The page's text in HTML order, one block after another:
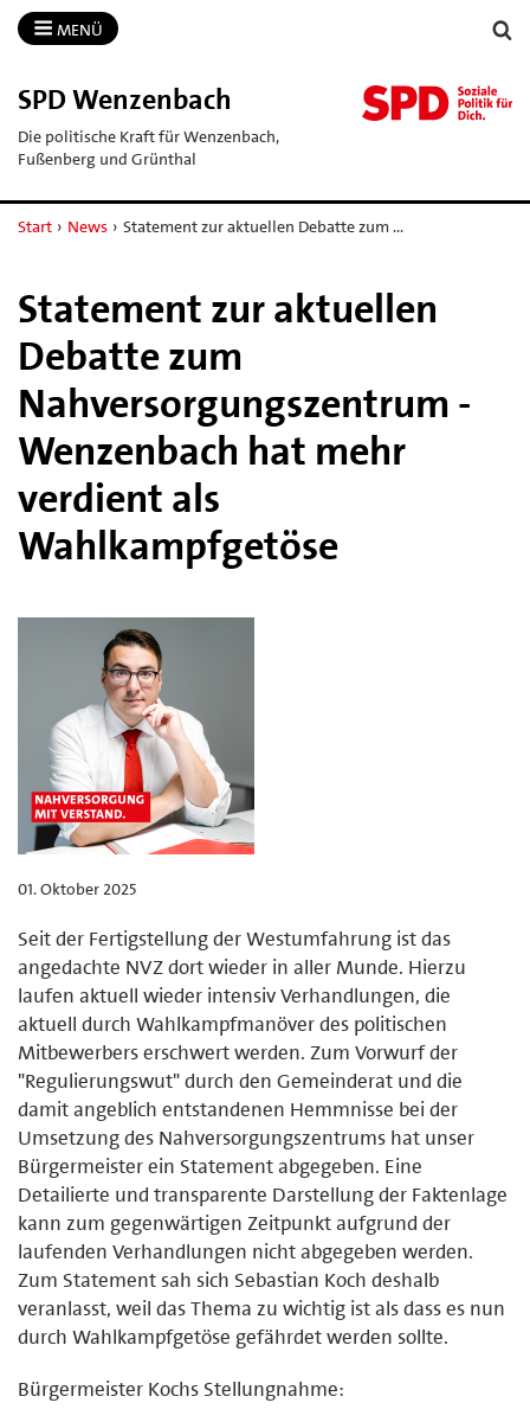
MENÜ
SPD Wenzenbach
Die politische Kraft für Wenzenbach,
Fußenberg und Grünthal
Start › News › Statement zur aktuellen Debatte zum …
Statement zur aktuellen
Debatte zum
Nahversorgungszentrum -
Wenzenbach hat mehr
verdient als
Wahlkampfgetöse
01. Oktober 2025
Seit der Fertigstellung der Westumfahrung ist das
angedachte NVZ dort wieder in aller Munde. Hierzu
laufen aktuell wieder intensiv Verhandlungen, die
aktuell durch Wahlkampfmanöver des politischen
Mitbewerbers erschwert werden. Zum Vorwurf der
"Regulierungswut" durch den Gemeinderat und die
damit angeblich entstandenen Hemmnisse bei der
Umsetzung des Nahversorgungszentrums hat unser
Bürgermeister ein Statement abgegeben. Eine
Detailierte und transparente Darstellung der Faktenlage
kann zum gegenwärtigen Zeitpunkt aufgrund der
laufenden Verhandlungen nicht abgegeben werden.
Zum Statement sah sich Sebastian Koch deshalb
veranlasst, weil das Thema zu wichtig ist als dass es nun
durch Wahlkampfgetöse gefährdet werden sollte.
Bürgermeister Kochs Stellungnahme: